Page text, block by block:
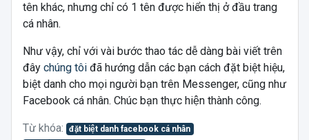
tên khác, nhưng chỉ có 1 tên được hiển thị ở đầu trang
cá nhân.
Như vậy, chỉ với vài bước thao tác dễ dàng bài viết trên
đây chúng tôiđã hướng dẫn các bạn cách đặt biệt hiệu,
biệt danh cho mọi người bạn trên Messenger, cũng như
Facebook cá nhân. Chúc bạn thực hiện thành công.
Từ khóa:
đặt biệt danh facebook cá nhân